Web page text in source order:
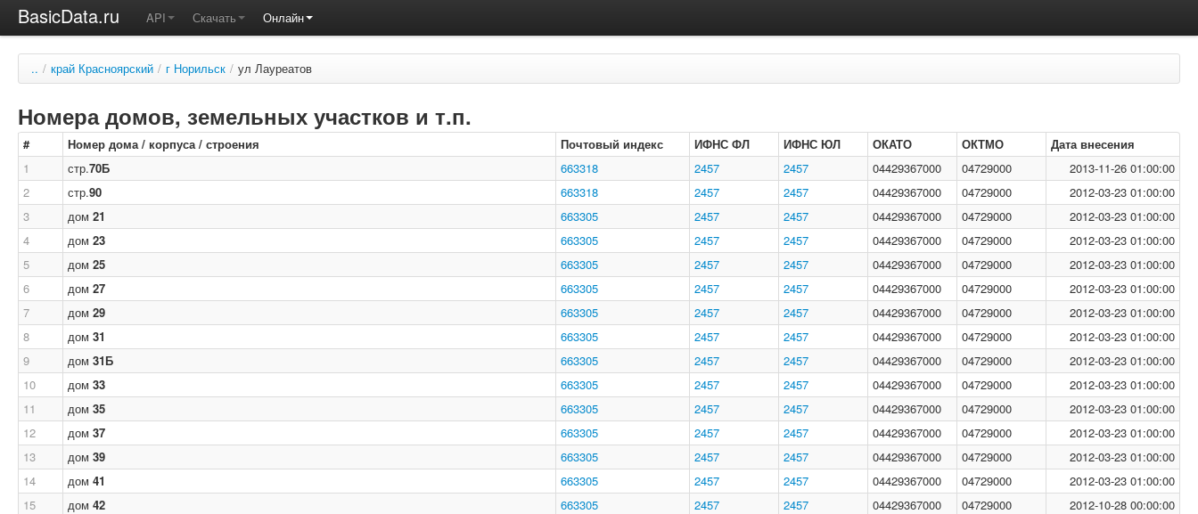
BasicData.ru API Скачать Онлайн
.. / край Красноярский / г Норильск / ул Лауреатов
Номера домов, земельных участков и т.п.
# Номер дома / корпуса / строения Почтовый индекс ИФНС ФЛ ИФНС ЮЛ ОКАТО ОКТМО
Дата внесения
1
стр.70Б 663318 2457 2457 04429367000 04729000
2013-11-26 01:00:00
2
стр.90 663318 2457 2457 04429367000 04729000
2012-03-23 01:00:00
3
дом 21 663305 2457 2457 04429367000 04729000
2012-03-23 01:00:00
4
дом 23 663305 2457 2457 04429367000 04729000
2012-03-23 01:00:00
5
дом 25 663305 2457 2457 04429367000 04729000
2012-03-23 01:00:00
6
дом 27 663305 2457 2457 04429367000 04729000
2012-03-23 01:00:00
7
дом 29 663305 2457 2457 04429367000 04729000
2012-03-23 01:00:00
8
дом 31 663305 2457 2457 04429367000 04729000
2012-03-23 01:00:00
9
дом 31Б 663305 2457 2457 04429367000 04729000
2012-03-23 01:00:00
10
дом 33 663305 2457 2457 04429367000 04729000
2012-03-23 01:00:00
11
дом 35 663305 2457 2457 04429367000 04729000
2012-03-23 01:00:00
12
дом 37 663305 2457 2457 04429367000 04729000
2012-03-23 01:00:00
13
дом 39 663305 2457 2457 04429367000 04729000
2012-03-23 01:00:00
14
дом 41 663305 2457 2457 04429367000 04729000
2012-03-23 01:00:00
15
дом 42 663305 2457 2457 04429367000 04729000
2012-10-28 00:00:00